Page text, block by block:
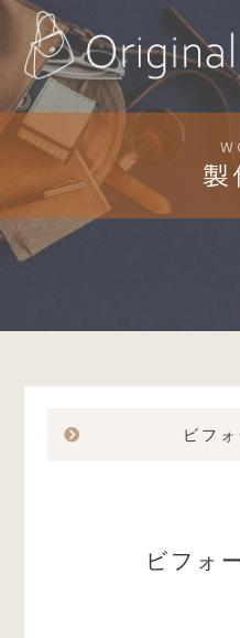
製
ビフ
ビフォ